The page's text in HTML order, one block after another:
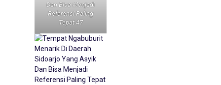
Dan Bisa Menjadi
Referensi Paling
Tepat 47